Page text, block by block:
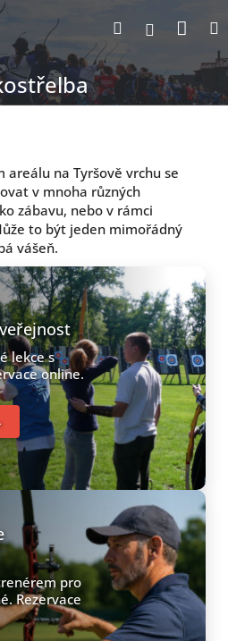
Hledat
areálu na Tyršově vrchu se
v mnoha různých
zábavu, nebo v rámci
to být jeden mimořádný
vášeň.
lekce s
online.
pro
Rezervace